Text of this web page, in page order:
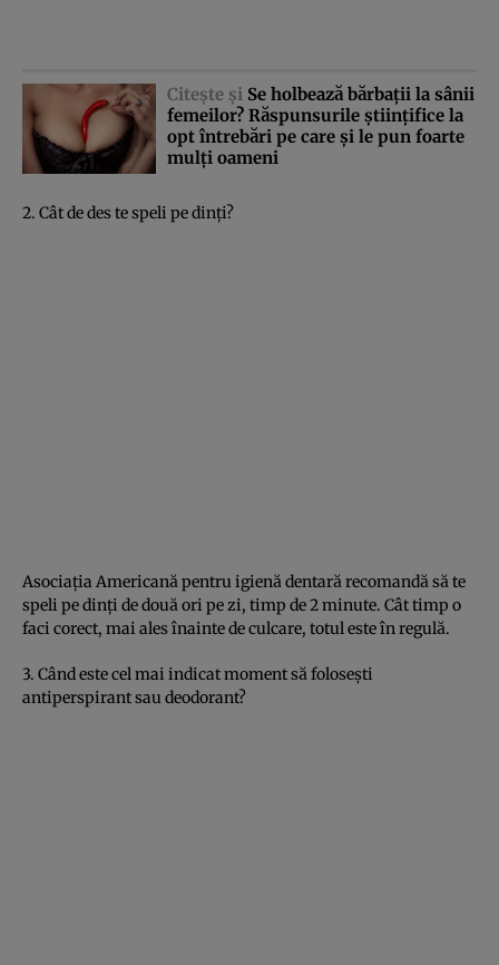
Citeşte şi Se holbează bărbaţii la sânii
femeilor? Răspunsurile ştiinţifice la
opt întrebări pe care şi le pun foarte
mulţi oameni
2. Cât de des te speli pe dinţi?
Asociaţia Americană pentru igienă dentară recomandă să te
speli pe dinţi de două ori pe zi, timp de 2 minute. Cât timp o
faci corect, mai ales înainte de culcare, totul este în regulă.
3. Când este cel mai indicat moment să foloseşti
antiperspirant sau deodorant?